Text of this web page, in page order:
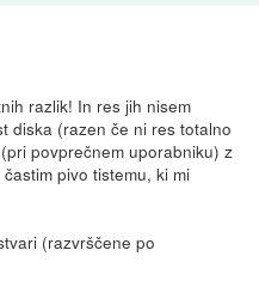
razlik! In res jih nisem
diska (razen če ni res totalno
povprečnem uporabniku) z
pivo tistemu, ki mi
(razvrščene po